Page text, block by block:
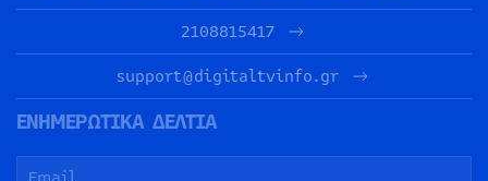
2108815417
support@digitaltvinfo.gr
ΕΝΗΜΕΡΩΤΙΚΑ ΔΕΛΤΙΑ